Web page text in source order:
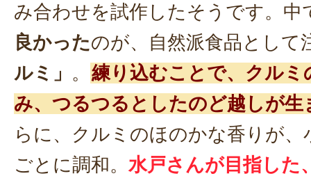
み合わせを試作したそうです。中
良かったのが、自然派食品として
ルミ」 。 練り込むことで、クルミ
み、つるつるとしたのど越しが生
らに、クルミのほのかな香りが、
ごとに調和。 水戸さんが目指した